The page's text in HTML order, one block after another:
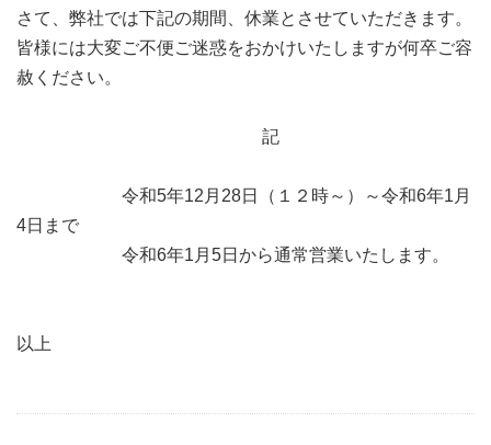
さて、弊社では下記の期間、休業とさせていただきます。
皆様には大変ご不便ご迷惑をおかけいたしますが何卒ご容
赦ください。
記
令和5年12月28日（１２時～）～令和6年1月
4日まで
令和6年1月5日から通常営業いたします。
以上